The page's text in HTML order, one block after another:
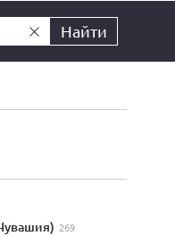
Найти
269